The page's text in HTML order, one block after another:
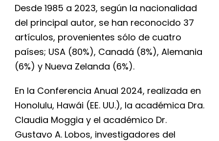
Desde 1985 a 2023, según la nacionalidad
del principal autor, se han reconocido 37
artículos, provenientes sólo de cuatro
países; USA (80%), Canadá (8%), Alemania
(6%) y Nueva Zelanda (6%).
En la Conferencia Anual 2024, realizada en
Honolulu, Hawái (EE. UU.), la académica Dra.
Claudia Moggia y el académico Dr.
Gustavo A. Lobos, investigadores del